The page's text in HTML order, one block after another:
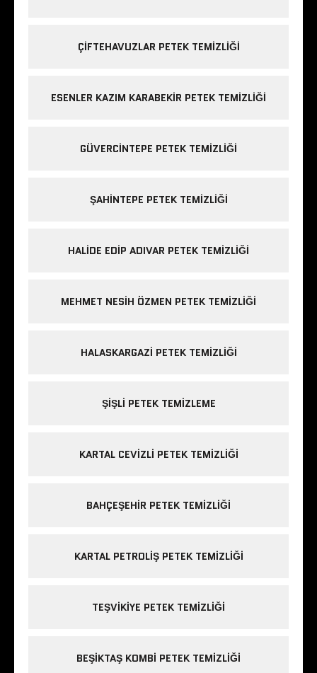
ÇIFTEHAVUZLAR PETEK TEMIZLIĞI
ESENLER KAZIM KARABEKIR PETEK TEMIZLIĞI
GÜVERCINTEPE PETEK TEMIZLIĞI
ŞAHINTEPE PETEK TEMIZLIĞI
HALIDE EDIP ADIVAR PETEK TEMIZLIĞI
MEHMET NESIH ÖZMEN PETEK TEMIZLIĞI
HALASKARGAZI PETEK TEMIZLIĞI
ŞIŞLI PETEK TEMIZLEME
KARTAL CEVIZLI PETEK TEMIZLIĞI
BAHÇEŞEHIR PETEK TEMIZLIĞI
KARTAL PETROLIŞ PETEK TEMIZLIĞI
TEŞVIKIYE PETEK TEMIZLIĞI
BEŞIKTAŞ KOMBI PETEK TEMIZLIĞI